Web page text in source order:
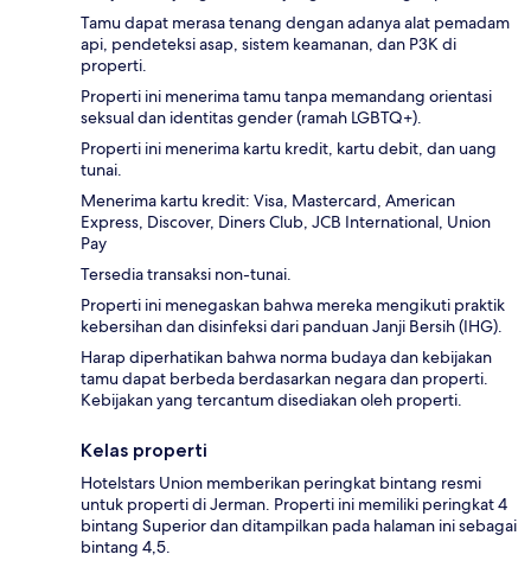
Tamu dapat merasa tenang dengan adanya alat pemadam
api, pendeteksi asap, sistem keamanan, dan P3K di
properti.
Properti ini menerima tamu tanpa memandang orientasi
seksual dan identitas gender (ramah LGBTQ+).
Properti ini menerima kartu kredit, kartu debit, dan uang
tunai.
Menerima kartu kredit: Visa, Mastercard, American
Express, Discover, Diners Club, JCB International, Union
Pay
Tersedia transaksi non-tunai.
Properti ini menegaskan bahwa mereka mengikuti praktik
kebersihan dan disinfeksi dari panduan Janji Bersih (IHG).
Harap diperhatikan bahwa norma budaya dan kebijakan
tamu dapat berbeda berdasarkan negara dan properti.
Kebijakan yang tercantum disediakan oleh properti.
Kelas properti
Hotelstars Union memberikan peringkat bintang resmi
untuk properti di Jerman. Properti ini memiliki peringkat 4
bintang Superior dan ditampilkan pada halaman ini sebagai
bintang 4,5.